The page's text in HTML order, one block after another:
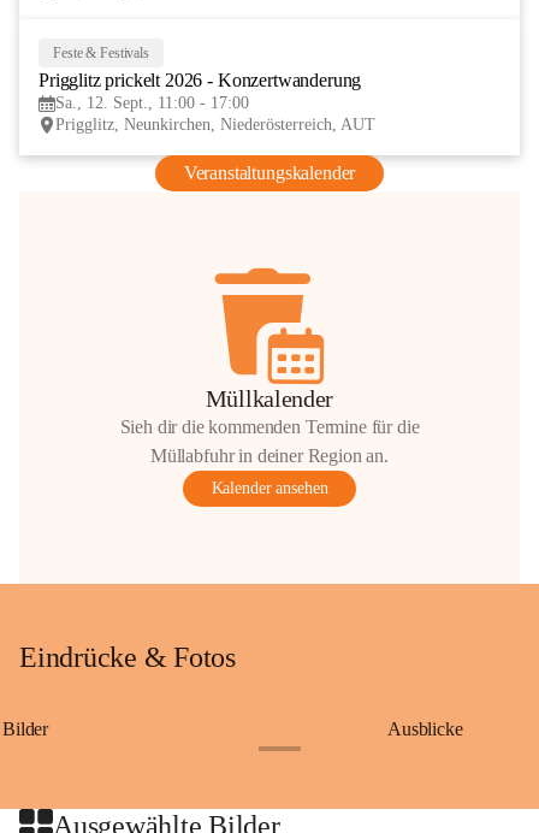
Feste & Festivals
Prigglitz prickelt 2026 - Konzertwanderung
Sa., 12. Sept., 11:00 - 17:00
Prigglitz, Neunkirchen, Niederösterreich, AUT
Veranstaltungskalender
Müllkalender
Sieh dir die kommenden Termine für die
Müllabfuhr in deiner Region an.
Kalender ansehen
Eindrücke & Fotos
Bilder Ausblicke
Ausgewählte Bilder